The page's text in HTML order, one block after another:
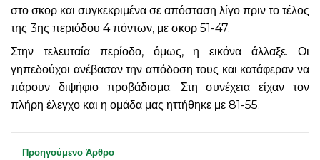
στο σκορ και συγκεκριμένα σε απόσταση λίγο πριν το τέλος
της 3ης περιόδου 4 πόντων, με σκορ 51-47.
Στην τελευταία περίοδο, όμως, η εικόνα άλλαξε. Οι
γηπεδούχοι ανέβασαν την απόδοση τους και κατάφεραν να
πάρουν διψήφιο προβάδισμα. Στη συνέχεια είχαν τον
πλήρη έλεγχο και η ομάδα μας ηττήθηκε με 81-55.
Προηγούμενο Άρθρο